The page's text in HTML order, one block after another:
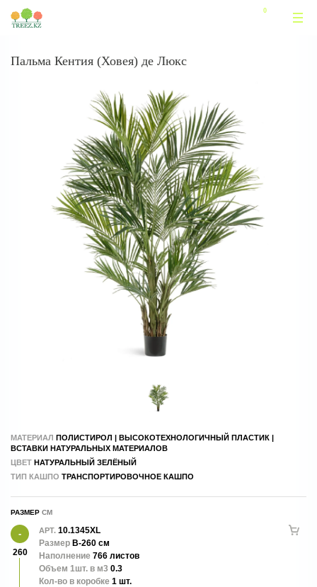
Пальма Кентия (Ховея) де Люкс
МАТЕРИАЛ ПОЛИСТИРОЛ | ВЫСОКОТЕХНОЛОГИЧНЫЙ ПЛАСТИК |
ВСТАВКИ НАТУРАЛЬНЫХ МАТЕРИАЛОВ
ЦВЕТ НАТУРАЛЬНЫЙ ЗЕЛЁНЫЙ
ТИП КАШПО ТРАНСПОРТИРОВОЧНОЕ КАШПО
РАЗМЕР
260
АРТ. 10.1345XL
Размер В-260 см
Наполнение 766 листов
Объем 1шт. в м3 0.3
Кол-во в коробке 1 шт.